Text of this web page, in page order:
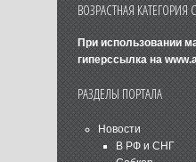
ВОЗРАСТНАЯ КАТЕГОРИЯ
При использовании
гиперссылка на
РАЗДЕЛЫ ПОРТАЛА
Новости
В РФ и СНГ